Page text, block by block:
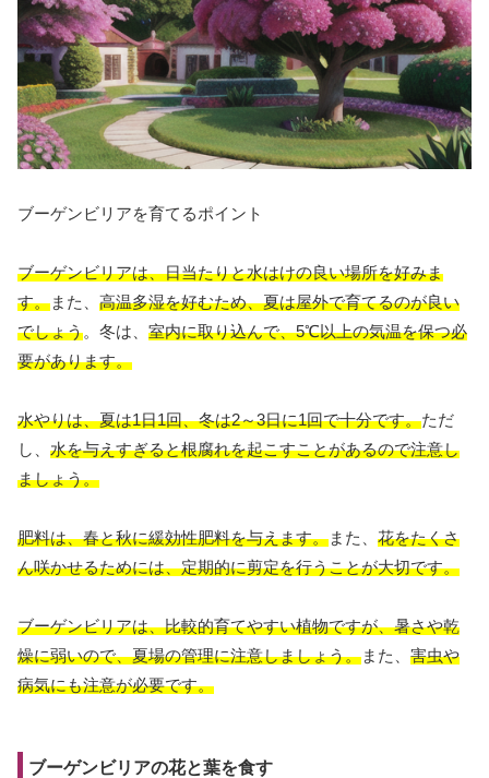
ブーゲンビリアを育てるポイント
ブーゲンビリアは、日当たりと水はけの良い場所を好みま
す。また、 高温多湿を好むため、夏は屋外で育てるのが良い
でしょう。冬は、 室内に取り込んで、5℃以上の気温を保つ必
要があります。
水やりは、夏は1日1回、冬は2～3日に1回で十分です。ただ
し、 水を与えすぎると根腐れを起こすことがあるので注意し
ましょう。
肥料は、春と秋に緩効性肥料を与えます。また、 花をたくさ
ん咲かせるためには、定期的に剪定を行うことが大切です。
ブーゲンビリアは、比較的育てやすい植物ですが、暑さや乾
燥に弱いので、夏場の管理に注意しましょう。また、 害虫や
病気にも注意が必要です。
ブーゲンビリアの花と葉を食す